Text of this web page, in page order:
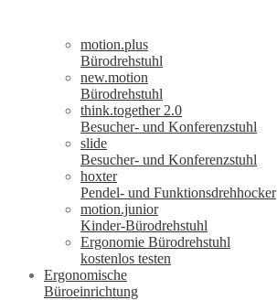
motion.plus
Bürodrehstuhl
new.motion
Bürodrehstuhl
think.together 2.0
Besucher- und Konferenzstuhl
slide
Besucher- und Konferenzstuhl
hoxter
Pendel- und Funktionsdrehhocker
motion.junior
Kinder-Bürodrehstuhl
Ergonomie Bürodrehstuhl
kostenlos testen
Ergonomische
Büroeinrichtung